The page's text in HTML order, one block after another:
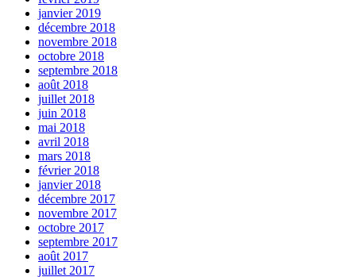
janvier 2019
décembre 2018
novembre 2018
octobre 2018
septembre 2018
août 2018
juillet 2018
juin 2018
mai 2018
avril 2018
mars 2018
février 2018
janvier 2018
décembre 2017
novembre 2017
octobre 2017
septembre 2017
août 2017
juillet 2017